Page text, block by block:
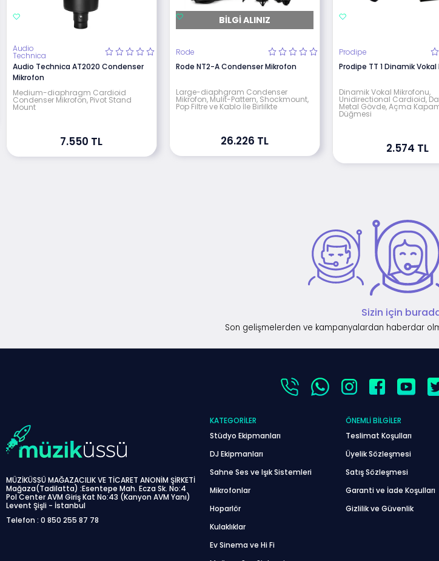
Audio
Technica
Audio Technica AT2020 Condenser
Mikrofon
Medium-diaphragm Cardioid
Condenser Mikrofon, Pivot Stand
Mount
7.550 TL
BILGI ALINIZ
Rode
Rode NT2-A Condenser Mikrofon
Large-diaphgram Condenser
Mikrofon, Mulit-Pattern, Shockmount,
Pop Filtre ve Kablo İle Birlilkte
26.226 TL
Prodipe
Prodipe TT 1 Dinamik
Dinamik Vokal Mikrofonu,
Unidirectional Cardioid,
Metal Gövde, Açma
Düğmesi
2.574 TL
Sizin için
Son gelişmelerden ve kampanyalardan haberdar
MÜZİKÜSSÜ MAĞAZACILIK VE TİCARET ANONİM ŞİRKETİ
Mağaza(Tadilatta) :Esentepe Mah. Ecza Sk. No:4
Pol Center AVM Giriş Kat No:43 (Kanyon AVM Yanı)
Levent Şişli - İstanbul
Telefon : 0 850 255 87 78
KATEGORILER
Stüdyo Ekipmanları
DJ Ekipmanları
Sahne Ses ve Işık Sistemleri
Mikrofonlar
Hoparlör
Kulaklıklar
Ev Sinema ve Hi Fi
ÖNEMLI BILGILER
Teslimat Koşulları
Üyelik Sözleşmesi
Satış Sözleşmesi
Garanti ve İade Koşulları
Gizlilik ve Güvenlik